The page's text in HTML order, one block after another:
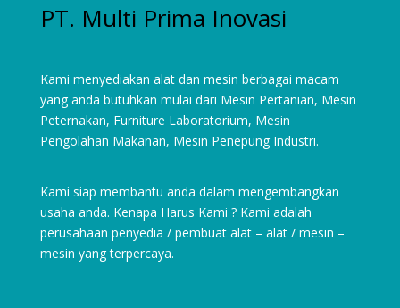
PT. Multi Prima Inovasi
Kami menyediakan alat dan mesin berbagai macam
yang anda butuhkan mulai dari Mesin Pertanian, Mesin
Peternakan, Furniture Laboratorium, Mesin
Pengolahan Makanan, Mesin Penepung Industri.
Kami siap membantu anda dalam mengembangkan
usaha anda. Kenapa Harus Kami ? Kami adalah
perusahaan penyedia / pembuat alat – alat / mesin –
mesin yang terpercaya.